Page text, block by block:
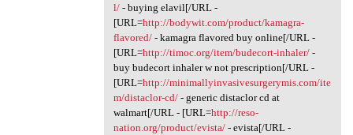
l/- buying elavil[/URL -
[URL=http://bodywit.com/product/kamagra-
flavored/- kamagra flavored buy online[/URL -
[URL=http://timoc.org/item/budecort-inhaler/-
buy budecort inhaler w not prescription[/URL -
[URL=http://minimallyinvasivesurgerymis.com/ite
m/distaclor-cd/- generic distaclor cd at
walmart[/URL - [URL=http://reso-
nation.org/product/evista/- evista[/URL -